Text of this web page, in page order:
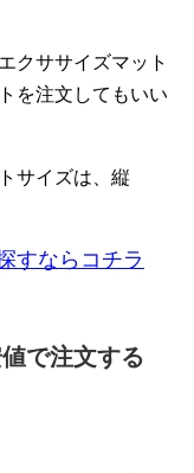
クササイズマット
を注文してもいい
サイズは、縦
すならコチラ
で注文する